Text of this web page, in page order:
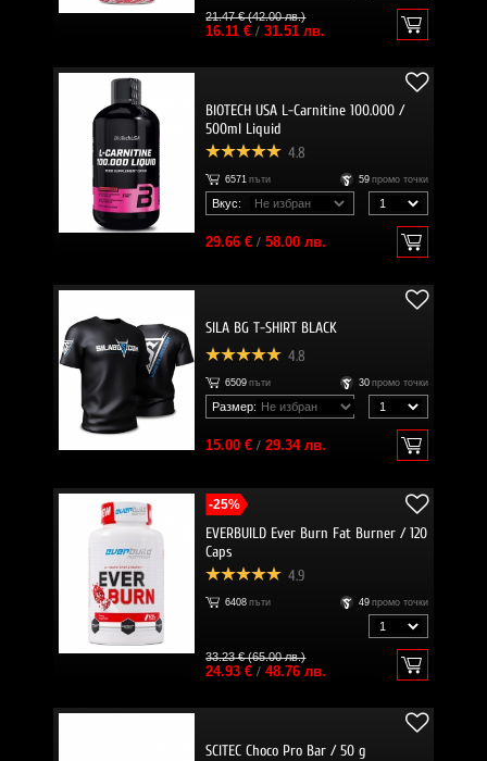
21.47 € (42.00 лв.)
16.11 €/ 31.51 лв.
BIOTECH USA L-Carnitine 100.000 /
500ml Liquid
4.8
6571 пъти 59 промо точки
Вкус:
29.66 €/ 58.00 лв.
SILA BG T-SHIRT BLACK
4.8
6509 пъти 30 промо точки
Размер:
15.00 €/ 29.34 лв.
-25%
EVERBUILD Ever Burn Fat Burner / 120
Caps
4.9
6408 пъти 49 промо точки
33.23 € (65.00 лв.)
24.93 €/ 48.76 лв.
SCITEC Choco Pro Bar / 50 g